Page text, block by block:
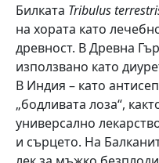
Билката Tribulus
на хората като
древност. В Древна
използвано като
В Индия – като
„бодливата лоза“,
универсално
и сърцето. На